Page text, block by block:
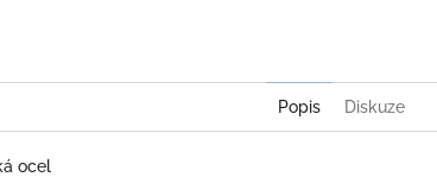
Popis Diskuze
ocel